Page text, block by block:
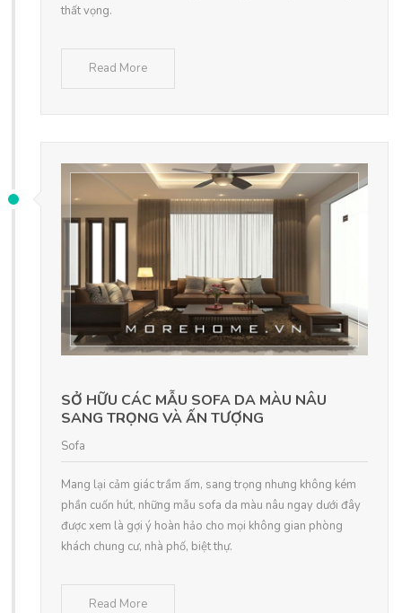
thất vọng.
Read More
SỞ HỮU CÁC MẪU SOFA DA MÀU NÂU
SANG TRỌNG VÀ ẤN TƯỢNG
Sofa
Mang lại cảm giác trầm ấm, sang trọng nhưng không kém
phần cuốn hút, những mẫu sofa da màu nâu ngay dưới đây
được xem là gợi ý hoàn hảo cho mọi không gian phòng
khách chung cư, nhà phố, biệt thự.
Read More